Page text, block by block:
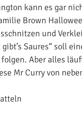
kann es gar
Brown
und
Saures“ soll
folgen. Aber alles
Mr Curry von